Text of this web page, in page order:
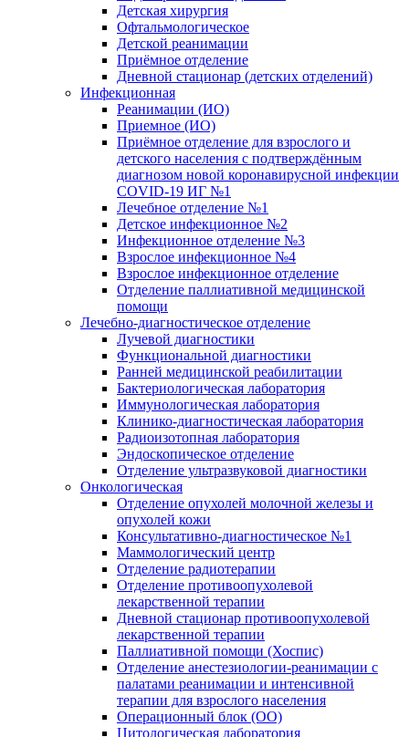
Детская хирургия
Офтальмологическое
Детской реанимации
Приёмное отделение
Дневной стационар (детских отделений)
Инфекционная
Реанимации (ИО)
Приемное (ИО)
Приёмное отделение для взрослого и
детского населения с подтверждённым
диагнозом новой коронавирусной инфекции
COVID-19 ИГ №1
Лечебное отделение №1
Детское инфекционное №2
Инфекционное отделение №3
Взрослое инфекционное №4
Взрослое инфекционное отделение
Отделение паллиативной медицинской
помощи
Лечебно-диагностическое отделение
Лучевой диагностики
Функциональной диагностики
Ранней медицинской реабилитации
Бактериологическая лаборатория
Иммунологическая лаборатория
Клинико-диагностическая лаборатория
Радиоизотопная лаборатория
Эндоскопическое отделение
Отделение ультразвуковой диагностики
Онкологическая
Отделение опухолей молочной железы и
опухолей кожи
Консультативно-диагностическое №1
Маммологический центр
Отделение радиотерапии
Отделение противоопухолевой
лекарственной терапии
Дневной стационар противоопухолевой
лекарственной терапии
Паллиативной помощи (Хоспис)
Отделение анестезиологии-реанимации с
палатами реанимации и интенсивной
терапии для взрослого населения
Операционный блок (ОО)
Цитологическая лаборатория